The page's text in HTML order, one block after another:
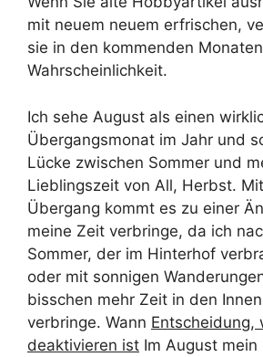
mit neuem neuem erfrischen,
sie in den kommenden
Wahrscheinlichkeit.
Ich sehe August als einen
Übergangsmonat im Jahr und
Lücke zwischen Sommer und
Lieblingszeit von All, Herbst.
Übergang kommt es zu einer
meine Zeit verbringe, da ich
Sommer, der im Hinterhof
oder mit sonnigen
bisschen mehr Zeit in den
verbringe. Wann Entscheidung,
deaktivieren ist Im August